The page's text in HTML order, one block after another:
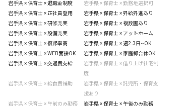
岩手県 × 保育士 × 退職金制度
岩手県 × 保育士 × 勤務地選択可
岩手県 × 保育士 × 正社員登用
岩手県 × 保育士 × 昇給昇進あり
岩手県 × 保育士 × 研修充実
岩手県 × 保育士 × 複数園あり
岩手県 × 保育士 × 設備充実
岩手県 × 保育士 × アットホーム
岩手県 × 保育士 × 復帰率高
岩手県 × 保育士 × 週2.3日~OK
岩手県 × 保育士 × WEB面接OK
岩手県 × 保育士 × 家庭都合休OK
岩手県 × 保育士 × 交通費支給
岩手県 × 保育士 × 借り上げ社宅制
度
岩手県 × 保育士 × 給食費補助
岩手県 × 保育士 × 託児所・保育支
援あり
岩手県 × 保育士 × 午前のみ勤務
岩手県 × 保育士 × 午後のみ勤務